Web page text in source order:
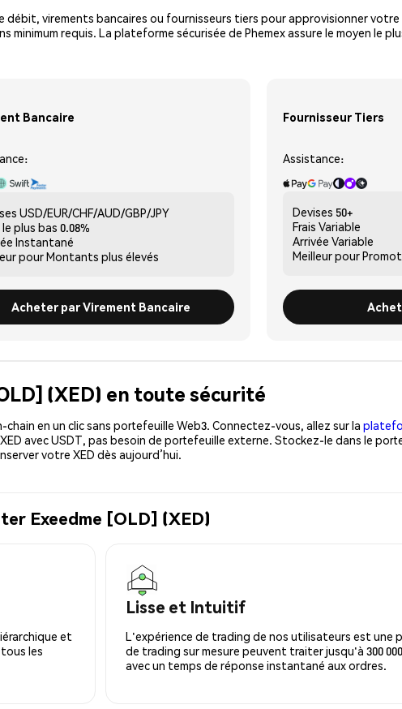
virements bancaires ou fournisseurs tiers pour approvisionner
requis. La plateforme sécurisée de Phemex assure le moyen le
Bancaire
USD/EUR/CHF/AUD/GBP/JPY
le plus bas 0.08%
Instantané
pourMontants plus élevés
Acheter par Virement Bancaire
Fournisseur Tiers
Assistance:
Devises 50+
Frais Variable
Arrivée Variable
Meilleur pour
(XED) en toute sécurité
en un clic sans portefeuille Web3. Connectez-vous, allez sur la
avec USDT, pas besoin de portefeuille externe. Stockez-le dans le
votre XED dès aujourd’hui.
Exeedme [OLD] (XED)
et
les
Lisse et Intuitif
L'expérience de trading de nos utilisateurs est une
de trading sur mesure peuvent traiter jusqu'à 300
avec un temps de réponse instantané aux ordres.